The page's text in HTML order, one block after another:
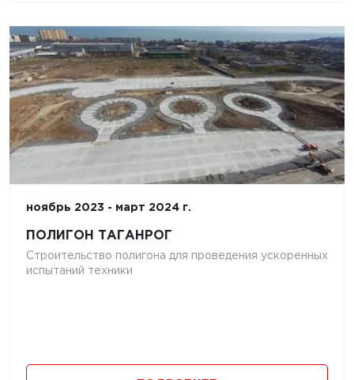
ноябрь 2023 - март 2024 г.
ПОЛИГОН ТАГАНРОГ
Строительство полигона для проведения ускоренных
испытаний техники